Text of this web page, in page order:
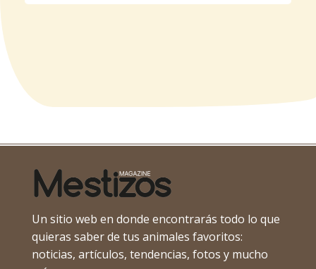
Un sitio web en donde encontrarás todo lo que
quieras saber de tus animales favoritos:
noticias, artículos, tendencias, fotos y mucho